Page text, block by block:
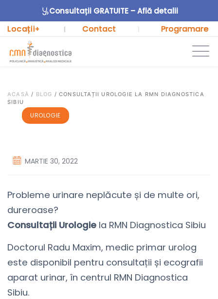
Consultații GRATUITE – Află detalii
Locații+ | Contact Programare
ACASĂ / BLOG /CONSULTAȚII UROLOGIE LA RMN DIAGNOSTICA
SIBIU
UROLOGIE
MARTIE 30, 2022
Probleme urinare neplăcute și de multe ori,
dureroase?
Consultații Urologie la RMN Diagnostica Sibiu
Doctorul Radu Maxim, medic primar urolog
este disponibil pentru consultații și ecografii
aparat urinar, în centrul RMN Diagnostica
Sibiu.